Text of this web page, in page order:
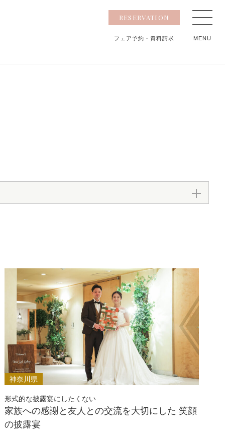
RESERVATION
フェア予約 ・資料請求 MENU
神奈川県
形式的な披露宴にしたくない
家族への感謝と友人との交流を大切にした 笑顔
の披露宴